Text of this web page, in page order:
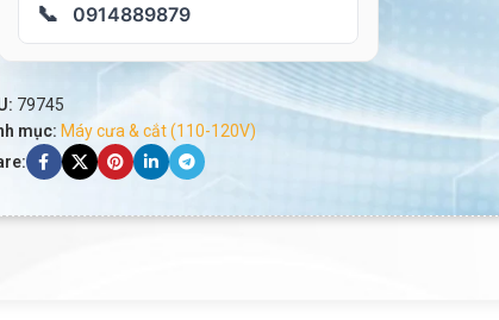
📞 0914889879
79745
mục: Máy cưa & cắt (110-120V)